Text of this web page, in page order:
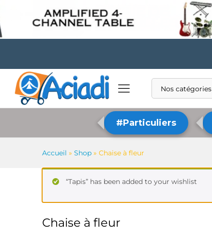
Nos catégories
#Particuliers
Accueil » Shop » Chaise à fleur
“Tapis” has been added to your wishlist
Chaise à fleur